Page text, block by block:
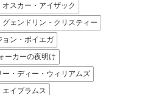
オスカー・アイザック
グェンドリン・クリスティー
ョン・ボイエガ
ーカーの夜明け
ー・ディー・ウィリアムズ
エイブラムス